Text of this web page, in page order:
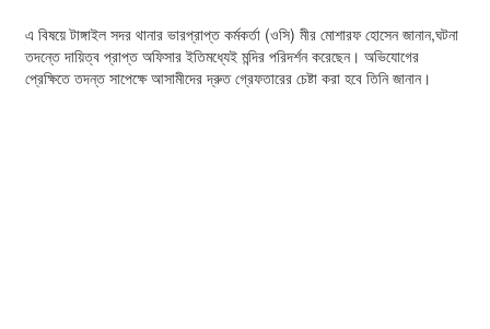
এ বিষয়ে টাঙ্গাইল সদর থানার ভারপ্রাপ্ত কর্মকর্তা (ওসি) মীর মোশারফ হোসেন জানান,ঘটনা
তদন্তে দায়িত্ব প্রাপ্ত অফিসার ইতিমধ্যেই মন্দির পরিদর্শন করেছেন। অভিযোগের
প্রেক্ষিতে তদন্ত সাপেক্ষে আসামীদের দ্রুত গ্রেফতারের চেষ্টা করা হবে তিনি জানান।